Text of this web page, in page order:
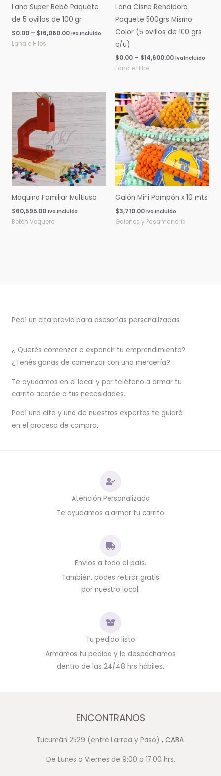
Lana Super Bebé Paquete
de 5 ovillos de 100 gr
$0.00 – $16,060.00 Iva Incluido
Lana e Hilos
Lana Cisne Rendidora
Paquete 500grs Mismo
Color (5 ovillos de 100 grs
c/u)
$0.00 – $14,600.00 Iva Incluido
Lana e Hilos
Máquina Familiar Multiuso
$60,595.00 Iva Incluido
Botón Vaquero
Galón Mini Pompón x 10 mts
$3,710.00 Iva Incluido
Galones y Pasamanería
Pedí un cita previa para asesorías personalizadas
¿ Querés comenzar o expandir tu emprendimiento?
¿Tenés ganas de comenzar con una mercería?
Te ayudamos en el local y por teléfono a armar tu
carrito acorde a tus necesidades.
Pedí una cita y uno de nuestros expertos te guiará
en el proceso de compra.
Atención Personalizada
Te ayudamos a armar tu carrito
Envios a todo el país.
También, podes retirar gratis
por nuestro local.
Tu pedido listo
Armamos tu pedido y lo despachamos
dentro de las 24/48 hrs hábiles.
ENCONTRANOS
Tucumán 2529 (entre Larrea y Paso) , CABA.
De Lunes a Viernes de 9:00 a 17:00 hrs.